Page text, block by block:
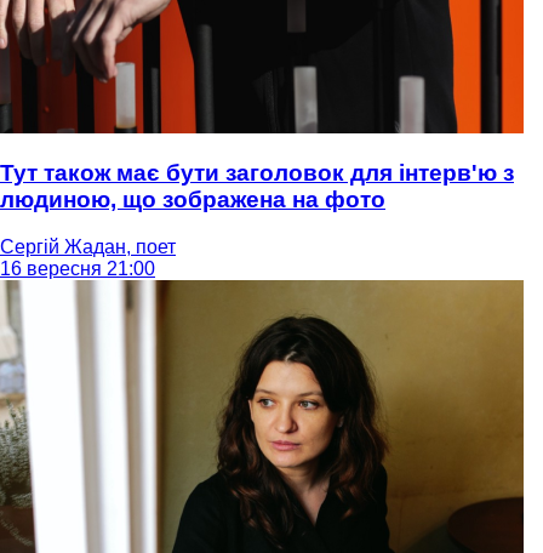
Тут також має бути заголовок для інтерв'ю з
людиною, що зображена на фото
Сергій Жадан, поет
16 вересня 21:00